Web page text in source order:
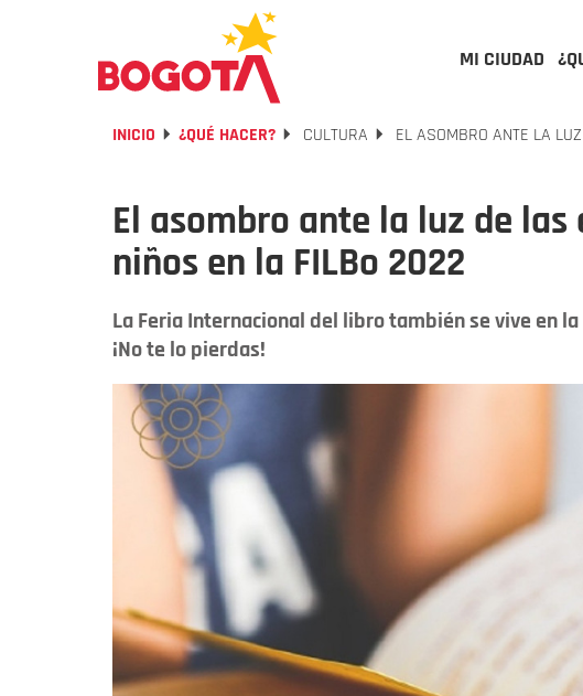
MI CIUDAD
INICIO ¿QUÉ HACER? CULTURA EL ASOMBRO ANTE LA
El asombro ante la luz de
niños en la FILBo 2022
La Feria Internacional del libro también se vive en
¡No te lo pierdas!